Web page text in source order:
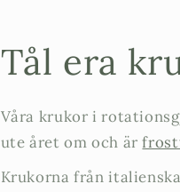
Tål era
Våra krukor i
ute året om och är
Krukorna från